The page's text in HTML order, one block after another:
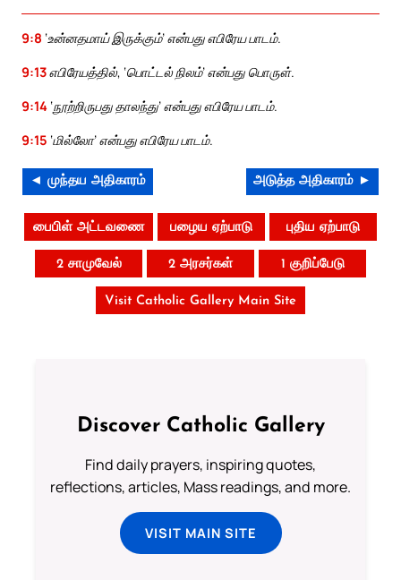
9:8 ‘உன்னதமாய் இருக்கும்’ என்பது எபிரேய பாடம்.
9:13எபிரேயத்தில், ‘பொட்டல் நிலம்’ என்பது பொருள்.
9:14 ‘நூற்றிருபது தாலந்து’ என்பது எபிரேய பாடம்.
9:15 ‘மில்லோ’ என்பது எபிரேய பாடம்.
◄ முந்தய அதிகாரம் அடுத்த அதிகாரம் ►
பைபிள் அட்டவணை பழைய ஏற்பாடு புதிய ஏற்பாடு
2 சாமுவேல் 2 அரசர்கள் 1 குறிப்பேடு
Visit Catholic Gallery Main Site
Discover Catholic Gallery
Find daily prayers, inspiring quotes,
reflections, articles, Mass readings, and more.
VISIT MAIN SITE